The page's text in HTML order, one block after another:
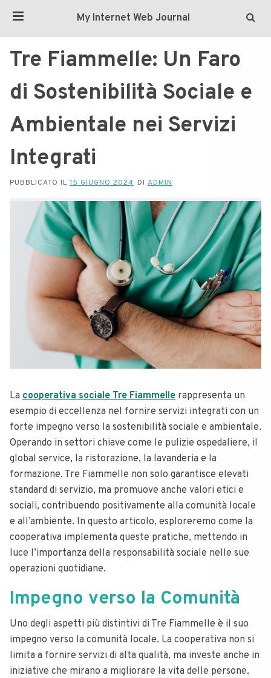
My Internet Web Journal
Tre Fiammelle: Un Faro
di Sostenibilità Sociale e
Ambientale nei Servizi
Integrati
PUBBLICATO IL 15 GIUGNO 2024 DI ADMIN
La cooperativa sociale Tre Fiammelle rappresenta un
esempio di eccellenza nel fornire servizi integrati con un
forte impegno verso la sostenibilità sociale e ambientale.
Operando in settori chiave come le pulizie ospedaliere, il
global service, la ristorazione, la lavanderia e la
formazione, Tre Fiammelle non solo garantisce elevati
standard di servizio, ma promuove anche valori etici e
sociali, contribuendo positivamente alla comunità locale
e all’ambiente. In questo articolo, esploreremo come la
cooperativa implementa queste pratiche, mettendo in
luce l’importanza della responsabilità sociale nelle sue
operazioni quotidiane.
Impegno verso la Comunità
Uno degli aspetti più distintivi di Tre Fiammelle è il suo
impegno verso la comunità locale. La cooperativa non si
limita a fornire servizi di alta qualità, ma investe anche in
iniziative che mirano a migliorare la vita delle persone.